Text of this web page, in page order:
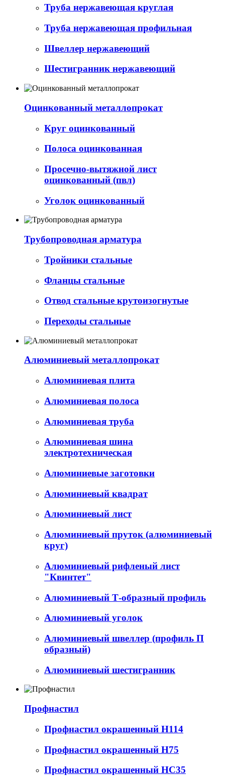
Труба нержавеющая круглая
Труба нержавеющая профильная
Швеллер нержавеющий
Шестигранник нержавеющий
Оцинкованный металлопрокат
Круг оцинкованный
Полоса оцинкованная
Просечно-вытяжной лист
оцинкованный (пвл)
Уголок оцинкованный
Трубопроводная арматура
Тройники стальные
Фланцы стальные
Отвод стальные крутоизогнутые
Переходы стальные
Алюминиевый металлопрокат
Алюминиевая плита
Алюминиевая полоса
Алюминиевая труба
Алюминиевая шина
электротехническая
Алюминиевые заготовки
Алюминиевый квадрат
Алюминиевый лист
Алюминиевый пруток (алюминиевый
круг)
Алюминиевый рифленый лист
"Квинтет"
Алюминиевый Т-образный профиль
Алюминиевый уголок
Алюминиевый швеллер (профиль П
образный)
Алюминиевый шестигранник
Профнастил
Профнастил окрашенный Н114
Профнастил окрашенный Н75
Профнастил окрашенный НС35